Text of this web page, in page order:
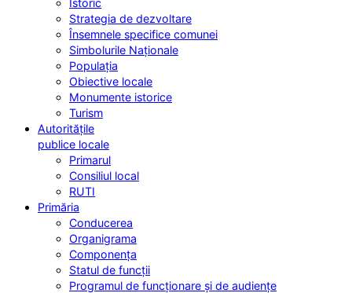
Strategia de dezvoltare
Însemnele specifice comunei
Simbolurile Naționale
Populația
Obiective locale
Monumente istorice
Turism
Autoritățile
publice locale
Primarul
Consiliul local
RUTI
Primăria
Conducerea
Organigrama
Componența
Statul de funcții
Programul de funcționare și de audiențe